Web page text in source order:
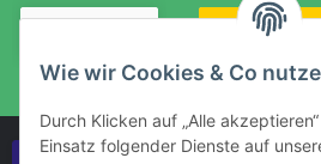
Wie wir Cookies & Co
Durch Klicken auf „Alle
Einsatz folgender Dienste auf